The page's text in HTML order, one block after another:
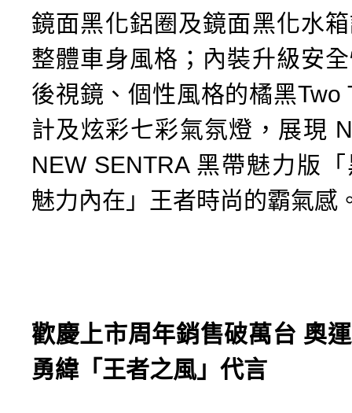
鏡面黑化鋁圈及鏡面黑化水
整體車身風格；內裝升級安
後視鏡、個性風格的橘黑Two
計及炫彩七彩氣氛燈，展現
NEW SENTRA 黑帶魅力版
魅力內在」王者時尚的霸氣感
歡慶上市周年銷售破萬台 奧
勇緯「王者之風」代言